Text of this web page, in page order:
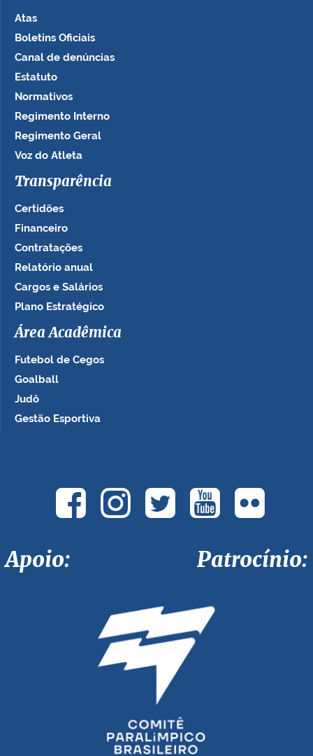
Atas
Boletins Oficiais
Canal de denúncias
Estatuto
Normativos
Regimento Interno
Regimento Geral
Voz do Atleta
Transparência
Certidões
Financeiro
Contratações
Relatório anual
Cargos e Salários
Plano Estratégico
Área Acadêmica
Futebol de Cegos
Goalball
Judô
Gestão Esportiva
Apoio: Patrocínio: